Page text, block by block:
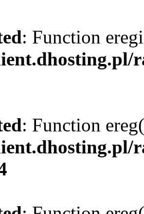
: Function
: Function